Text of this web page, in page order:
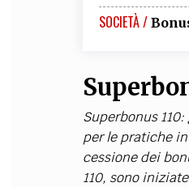
SOCIETÀ /
Superbonus
per le pratiche
cessione dei
110, sono